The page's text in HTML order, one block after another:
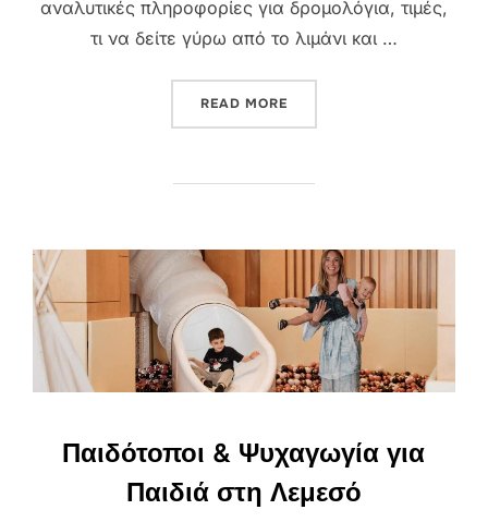
αναλυτικές πληροφορίες για δρομολόγια, τιμές,
τι να δείτε γύρω από το λιμάνι και …
READ MORE
Παιδότοποι & Ψυχαγωγία για
Παιδιά στη Λεμεσό